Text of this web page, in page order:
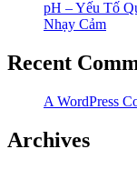
pH – Yếu Tố
Nhạy Cảm
Recent
A WordPress
Archives